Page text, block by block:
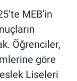
MEB’in
Öğrenciler,
göre
Liseleri